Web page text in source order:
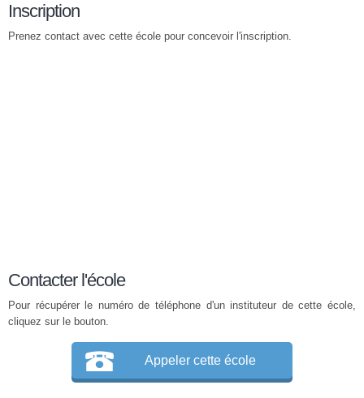
Inscription
Prenez contact avec cette école pour concevoir l'inscription.
Contacter l'école
Pour récupérer le numéro de téléphone d'un instituteur de cette école,
cliquez sur le bouton.
Appeler cette école